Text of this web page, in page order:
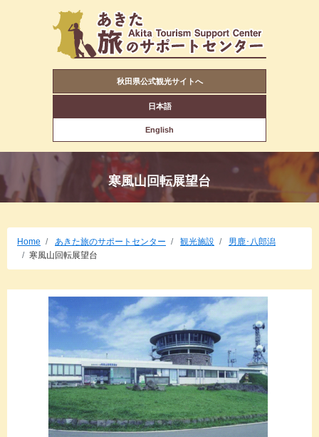
秋田県公式観光サイトへ
日本語
English
寒風山回転展望台
Home あきた旅のサポートセンター 観光施設
男鹿･八郎潟
寒風山回転展望台